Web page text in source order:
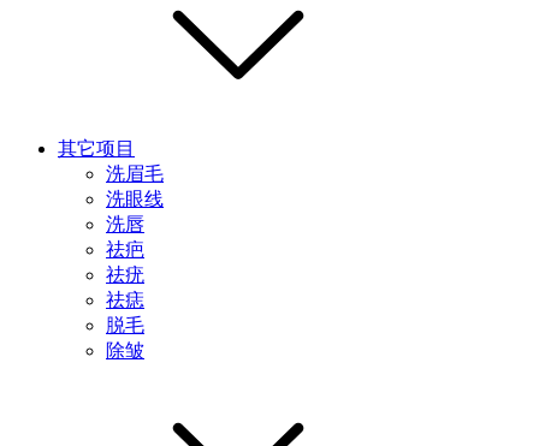
其它项目
洗眉毛
洗眼线
洗唇
祛疤
祛疣
祛痣
脱毛
除皱